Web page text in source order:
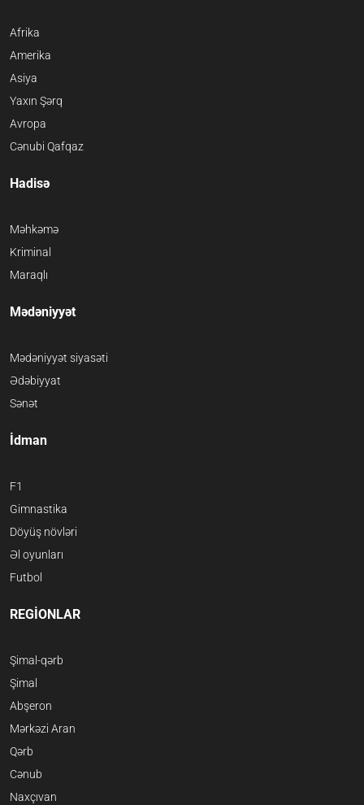
Afrika
Amerika
Asiya
Yaxın Şərq
Avropa
Cənubi Qafqaz
Hadisə
Məhkəmə
Kriminal
Maraqlı
Mədəniyyət
Mədəniyyət siyasəti
Ədəbiyyat
Sənət
İdman
F1
Gimnastika
Döyüş növləri
Əl oyunları
Futbol
REGİONLAR
Şimal-qərb
Şimal
Abşeron
Mərkəzi Aran
Qərb
Cənub
Naxçıvan